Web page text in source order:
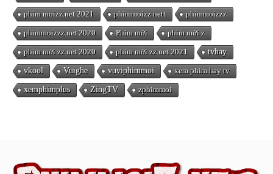
phim moizz.net 2021 phimmoizz.nett phimmoizzz
phimmoizzz.net 2020 Phim mới phim mới z
phim mới zz.net 2020 phim mới zz.net 2021 tvhay
vkool Vuighe vuviphimmoi xem phim hay tv
xemphimplus ZingTV zphimmoi